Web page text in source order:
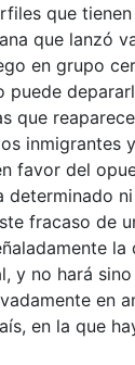
que
que lanzó
en grupo
puede
que
inmigrantes
favor del
fracaso de
la
y no hará
en
en la que